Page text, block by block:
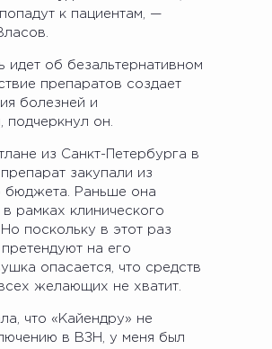
к пациентам, —
идет об безальтернативном
препаратов создает
болезней и
подчеркнул он.
из Санкт-Петербурга в
закупали из
бюджета. Раньше она
рамках клинического
поскольку в этот раз
на его
опасается, что средств
желающих не хватит.
что «Кайендру» не
в ВЗН, у меня был